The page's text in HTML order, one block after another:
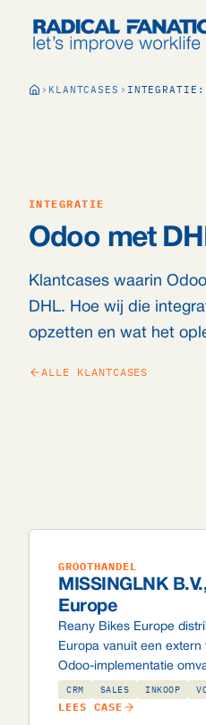
KLANTCASES INTEGRATIE:
INTEGRATIE
Odoo met
Klantcases waarin
DHL. Hoe wij die
opzetten en wat het
ALLE KLANTCASES
GROOTHANDEL
MISSINGLNK
Europe
Reany Bikes Europe
Europa vanuit een
Odoo-implementatie
voorraad, eCommerce,
helpdesk: met EDI-
CRM SALES INKOOP
LEES CASE